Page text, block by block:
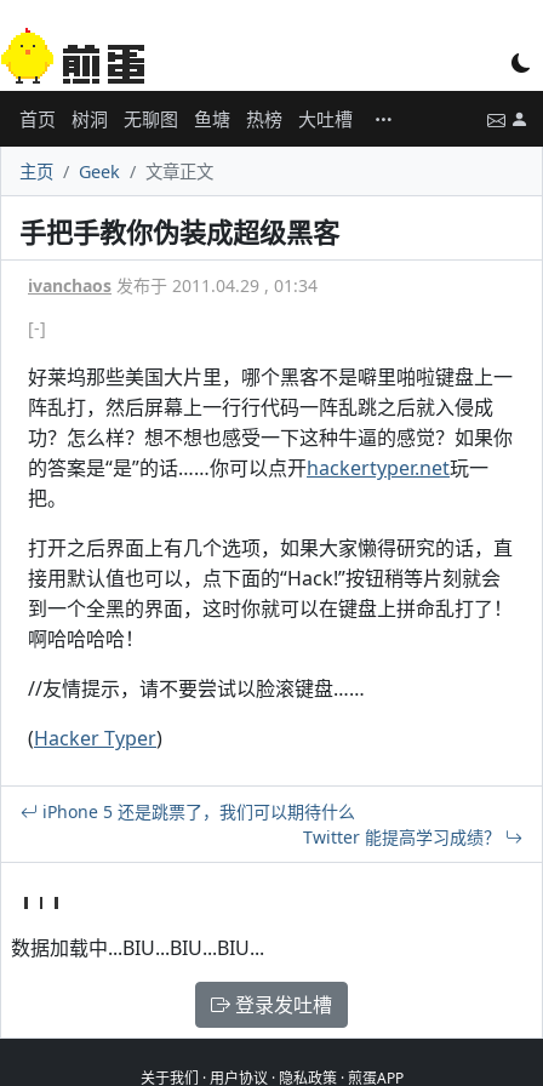
首页 树洞 无聊图 鱼塘 热榜 大吐槽
主页 Geek 文章正文
手把手教你伪装成超级黑客
ivanchaos 发布于 2011.04.29 , 01:34
[-]
好莱坞那些美国大片里，哪个黑客不是噼里啪啦键盘上一
阵乱打，然后屏幕上一行行代码一阵乱跳之后就入侵成
功？怎么样？想不想也感受一下这种牛逼的感觉？如果你
的答案是“是”的话……你可以点开hackertyper.net玩一
把。
打开之后界面上有几个选项，如果大家懒得研究的话，直
接用默认值也可以，点下面的“Hack!”按钮稍等片刻就会
到一个全黑的界面，这时你就可以在键盘上拼命乱打了！
啊哈哈哈哈！
//友情提示，请不要尝试以脸滚键盘……
(Hacker Typer)
iPhone 5 还是跳票了，我们可以期待什么
Twitter 能提高学习成绩？
数据加载中...BIU...BIU...BIU...
登录发吐槽
关于我们 ·用户协议 · 隐私政策·煎蛋APP